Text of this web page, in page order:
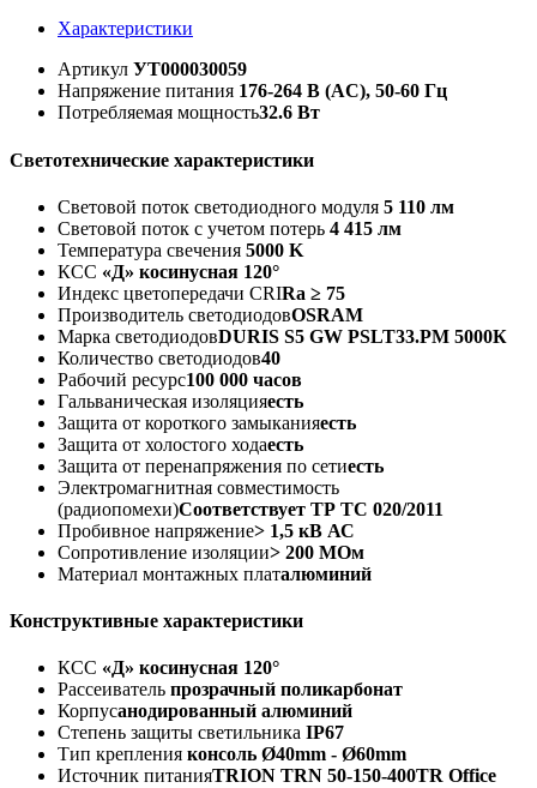
Характеристики
Артикул УТ000030059
Напряжение питания 176-264 В (AC), 50-60 Гц
Потребляемая мощность32.6 Вт
Светотехнические характеристики
Световой поток светодиодного модуля 5 110 лм
Световой поток с учетом потерь 4 415 лм
Температура свечения 5000 K
КСС «Д» косинусная 120°
Индекс цветопередачи CRIRa ≥ 75
Производитель светодиодовOSRAM
Марка светодиодовDURIS S5 GW PSLT33.PM 5000К
Количество светодиодов40
Рабочий ресурс100 000 часов
Гальваническая изоляцияесть
Защита от короткого замыканияесть
Защита от холостого ходаесть
Защита от перенапряжения по сетиесть
Электромагнитная совместимость
(радиопомехи)Соответствует ТР ТС 020/2011
Пробивное напряжение> 1,5 кВ АС
Сопротивление изоляции> 200 МОм
Материал монтажных платалюминий
Конструктивные характеристики
КСС «Д» косинусная 120°
Рассеиватель прозрачный поликарбонат
Корпусанодированный алюминий
Степень защиты светильника IP67
Тип крепления консоль Ø40mm - Ø60mm
Источник питанияTRION TRN 50-150-400TR Office